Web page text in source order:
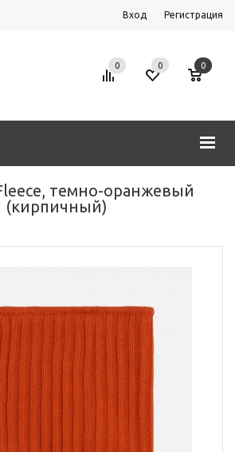
Вход Регистрация
0 0 0
темно-оранжевый
(кирпичный)